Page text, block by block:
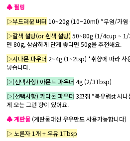
♣ 필링
▷부드러운 버터 10~20g (10~20ml) *무염/가염
▷갈색 설탕(or 흰색 설탕) 50~80g (1/4cup ~ 1/
면 80g, 삼삼하게 단게 좋다면 50g을 추천해요.
▷시나몬 파우더 2~4g (1~2tsp) *취향에 따라 사
넣습니다.
▷(선택사항) 아몬드 파우더 4g (2/3Tbsp)
▷(선택사항) 카다몬 파우더 3꼬집 *북유럽st 시나
게 오는 그런 향이 있어요.
♣ 계란물 (계란물대신 우유만도 사용가능합니다)
▷ 노른자 1개 + 우유 1Tbsp